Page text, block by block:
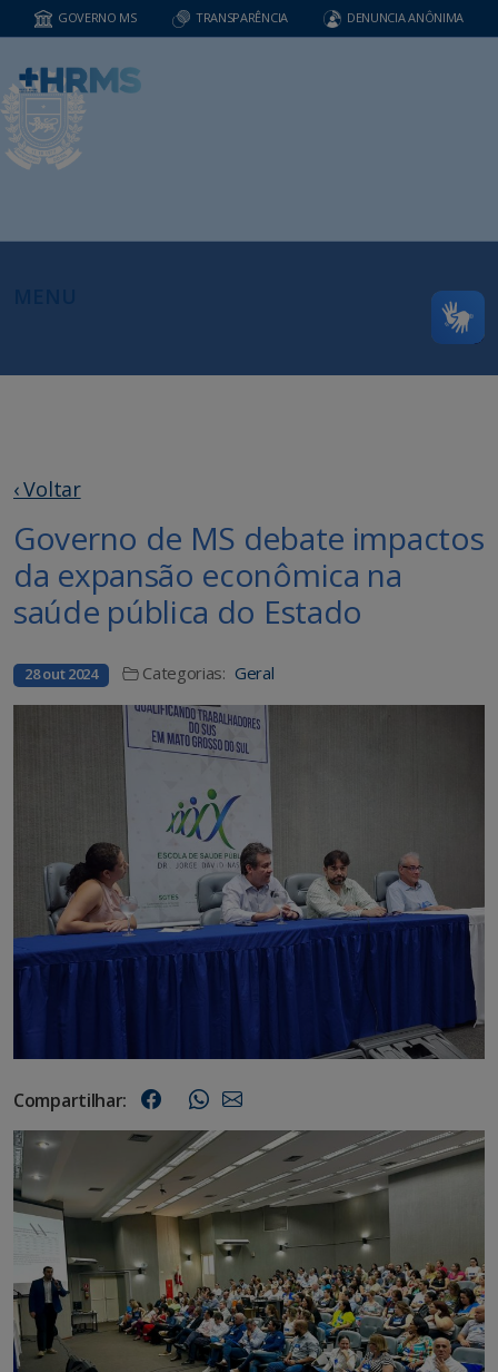
GOVERNO MS TRANSPARÊNCIA DENUNCIA ANÔNIMA
‹ Voltar
Governo de MS debate impactos
da expansão econômica na
saúde pública do Estado
28 out 2024 Categorias: Geral
Compartilhar: